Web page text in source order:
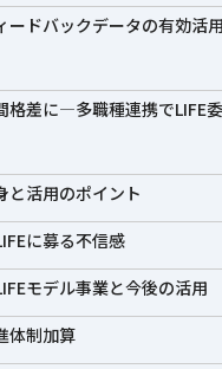
ードバックデータの有効活
格差に―多職種連携でLIFE
と活用のポイント
に募る不信感
モデル事業と今後の活用
体制加算